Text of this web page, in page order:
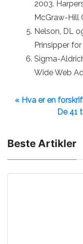
2003.
McGraw-Hill
Nelson, DL
Prinsipper
Sigma-
Wide Web
« Hva er en
De 41
Beste Artikler